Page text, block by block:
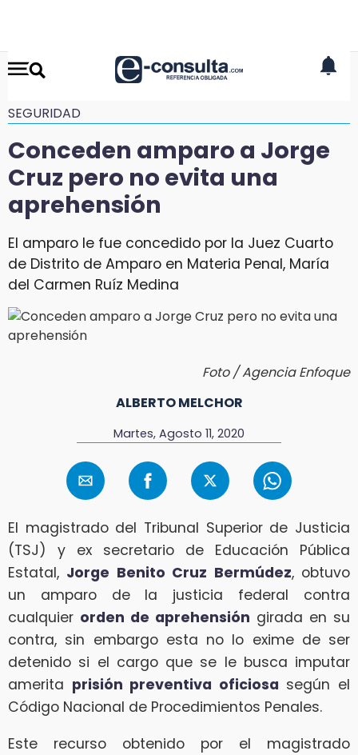
SEGURIDAD
Conceden amparo a Jorge
Cruz pero no evita una
aprehensión
El amparo le fue concedido por la Juez Cuarto
de Distrito de Amparo en Materia Penal, María
del Carmen Ruíz Medina
Foto / Agencia Enfoque
ALBERTO MELCHOR
Martes, Agosto 11, 2020
El magistrado del Tribunal Superior de Justicia
(TSJ) y ex secretario de Educación Pública
Estatal, Jorge Benito Cruz Bermúdez, obtuvo
un amparo de la justicia federal contra
cualquier orden de aprehensión girada en su
contra, sin embargo esta no lo exime de ser
detenido si el cargo que se le busca imputar
amerita prisión preventiva oficiosa según el
Código Nacional de Procedimientos Penales.
Este recurso obtenido por el magistrado